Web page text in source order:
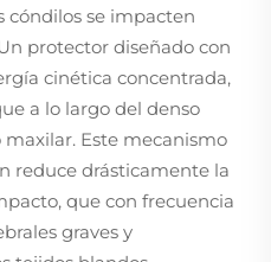
cóndilos se impacten
protector diseñado con
cinética concentrada,
a lo largo del denso
Este mecanismo
reduce drásticamente la
que con frecuencia
graves y